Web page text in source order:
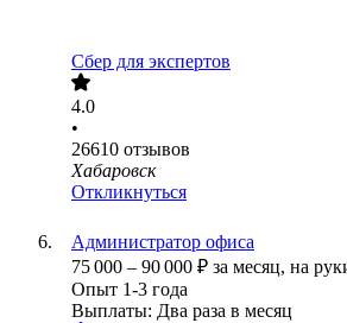
Сбер для экспертов
4.0
•
26610 отзывов
Хабаровск
Откликнуться
Администратор офиса
75 000 – 90 000 ₽ за месяц, на
Опыт 1-3 года
Выплаты: Два раза в месяц